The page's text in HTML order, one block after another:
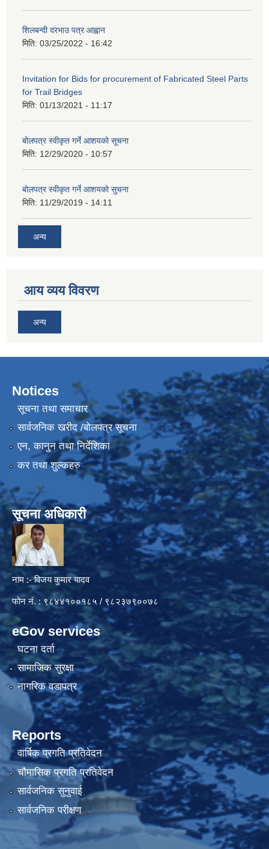
शिलबन्दी दरभाउ पत्र आह्वान
मिति: 03/25/2022 - 16:42
Invitation for Bids for procurement of Fabricated Steel Parts
for Trail Bridges
मिति: 01/13/2021 - 11:17
बोलपत्र स्वीकृत गर्ने आशयको सूचना
मिति: 12/29/2020 - 10:57
बोलपत्र स्वीकृत गर्ने आशयको सुचना
मिति: 11/29/2019 - 14:11
अन्य
आय व्यय विवरण
अन्य
Notices
सूचना तथा समाचार
सार्वजनिक खरीद /बोलपत्र सूचना
एन, कानुन तथा निर्देशिका
कर तथा शुल्कहरु
सूचना अधिकारी
नाम :- विजय कुमार यादव
फोन नं. : ९८४४१००१८५ / ९८२३७९००७८
eGov services
घटना दर्ता
सामाजिक सुरक्षा
नागरिक वडापत्र
Reports
वार्षिक प्रगति प्रतिवेदन
चौमासिक प्रगति प्रतिवेदन
सार्वजनिक सुनुवाई
सार्वजनिक परीक्षण